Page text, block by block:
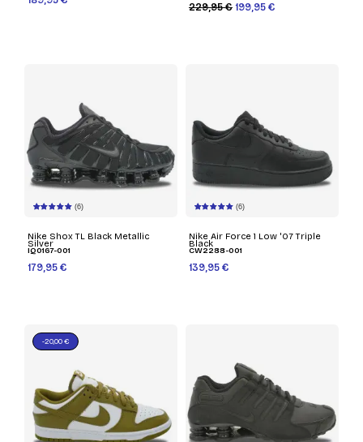
229,95 € 199,95 €
(6)
Nike Shox TL Black Metallic
Silver
IQ0167-001
179,95 €
(6)
Nike Air Force 1 Low '07 Triple
Black
CW2288-001
139,95 €
-20,00 €